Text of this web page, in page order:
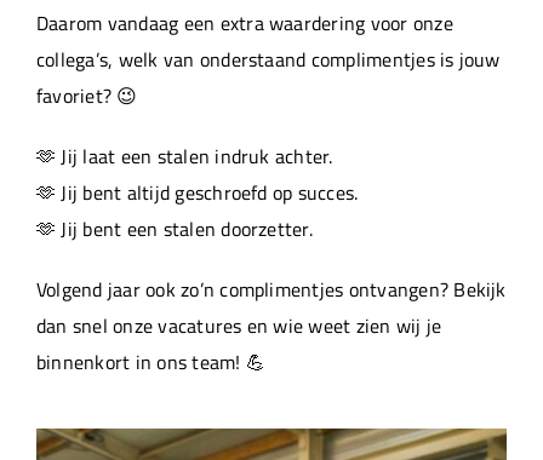
Daarom vandaag een extra waardering voor onze
collega’s, welk van onderstaand complimentjes is jouw
favoriet? 😉
🫶 Jij laat een stalen indruk achter.
🫶 Jij bent altijd geschroefd op succes.
🫶 Jij bent een stalen doorzetter.
Volgend jaar ook zo’n complimentjes ontvangen? Bekijk
dan snel onze vacatures en wie weet zien wij je
binnenkort in ons team! 💪